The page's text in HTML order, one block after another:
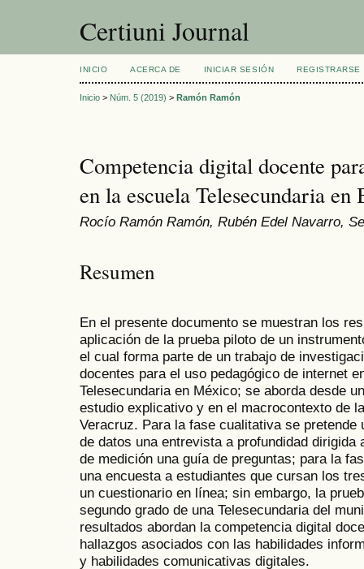
Certiuni Journal
INICIO ACERCA DE INICIAR SESIÓN REGISTRARSE
Inicio > Núm. 5 (2019) > Ramón Ramón
Competencia digital docente
en la escuela Telesecundaria
Rocío Ramón Ramón, Rubén Edel Navarro,
Resumen
En el presente documento se muestran los
aplicación de la prueba piloto de un
el cual forma parte de un trabajo de
docentes para el uso pedagógico de internet
Telesecundaria en México; se aborda desde
estudio explicativo y en el macrocontexto de
Veracruz. Para la fase cualitativa se
de datos una entrevista a profundidad
de medición una guía de preguntas; para la
una encuesta a estudiantes que cursan los
un cuestionario en línea; sin embargo, la
segundo grado de una Telesecundaria del
resultados abordan la competencia digital
hallazgos asociados con las habilidades
y habilidades comunicativas digitales.